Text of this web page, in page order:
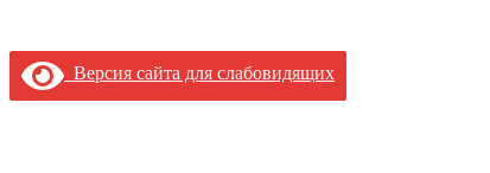
Версия сайта для слабовидящих